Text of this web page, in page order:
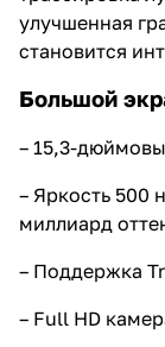
улучшенная
становится
Большой
– 15,3-
– Яркость 500
миллиард
– Поддержка
– Full HD